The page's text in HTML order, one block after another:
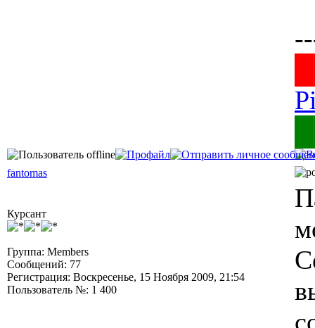
fantomas
Курсант
Группа: Members
Сообщений: 77
Регистрация: Воскресенье, 15 Ноября 2009, 21:54
Пользователь №: 1 400